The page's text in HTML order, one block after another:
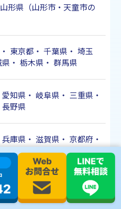
形県（山形市・天童市の
・ 東京都・ 千葉県 ・ 埼玉
県 ・ 栃木県 ・ 群馬県
愛知県 ・ 岐阜県 ・ 三重県 ・
長野県
兵庫県 ・ 滋賀県 ・ 京都府 ・
和歌山県
本社
海老名市下今泉1-20-18